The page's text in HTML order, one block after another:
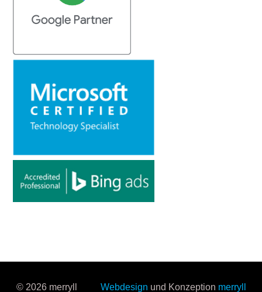
© 2026 merryll Webdesign und Konzeption merryll